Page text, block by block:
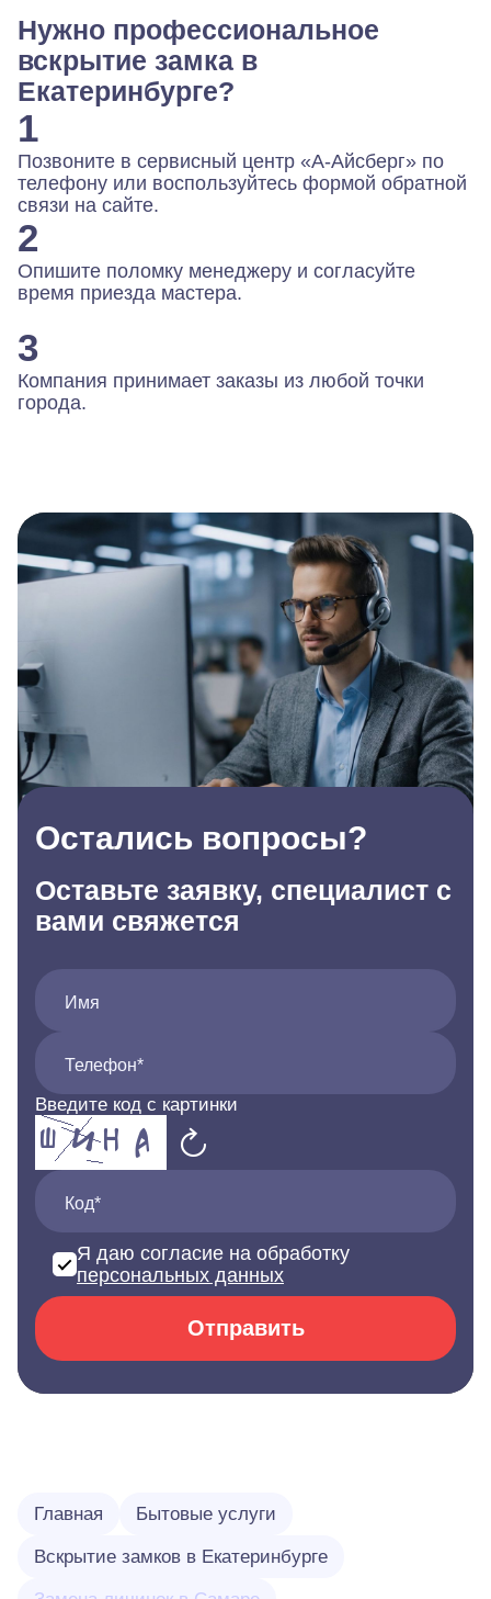
Нужно профессиональное
вскрытие замка в
Екатеринбурге?
1
Позвоните в сервисный центр «А-Айсберг» по
телефону или воспользуйтесь формой обратной
связи на сайте.
2
Опишите поломку менеджеру и согласуйте
время приезда мастера.
3
Компания принимает заказы из любой точки
города.
Остались вопросы?
Оставьте заявку, специалист с
вами свяжется
Имя
Телефон*
Введите код с картинки
Код*
Я даю согласие на обработку
персональных данных
Отправить
Главная Бытовые услуги
Вскрытие замков в Екатеринбурге